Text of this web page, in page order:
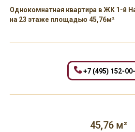
Однокомнатная квартира в ЖК 1-й
на 23 этаже площадью 45,76м²
+7 (495) 152-
45,76 м²